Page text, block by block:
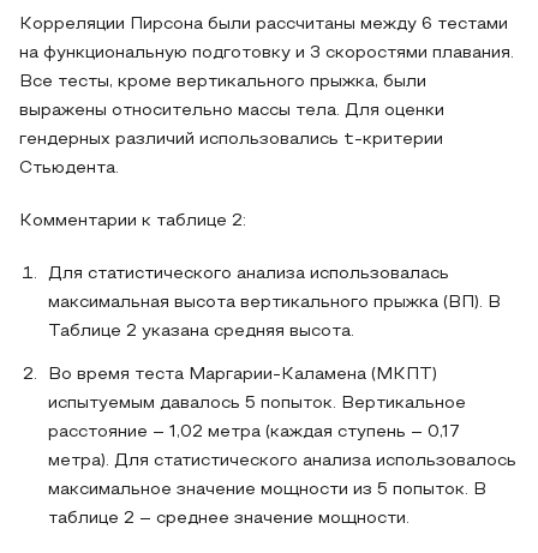
Корреляции Пирсона были рассчитаны между 6 тестами
на функциональную подготовку и 3 скоростями плавания.
Все тесты, кроме вертикального прыжка, были
выражены относительно массы тела. Для оценки
гендерных различий использовались t-критерии
Стьюдента.
Комментарии к таблице 2:
Для статистического анализа использовалась
максимальная высота вертикального прыжка (ВП). В
Таблице 2 указана средняя высота.
Во время теста Маргарии-Каламена (МКПТ)
испытуемым давалось 5 попыток. Вертикальное
расстояние – 1,02 метра (каждая ступень – 0,17
метра). Для статистического анализа использовалось
максимальное значение мощности из 5 попыток. В
таблице 2 – среднее значение мощности.